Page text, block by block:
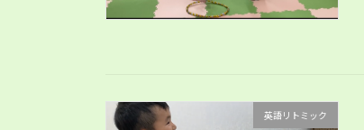
英語リトミック